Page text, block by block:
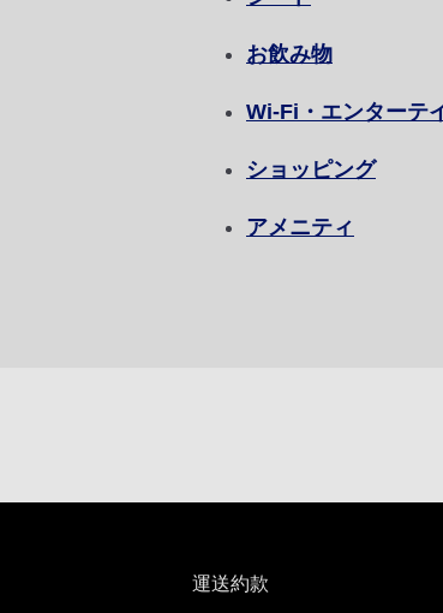
り最新の空席照会結果をご確認ください。
お飲み物
Wi-Fi・エンターテ
ショッピング
アメニティ
運送約款